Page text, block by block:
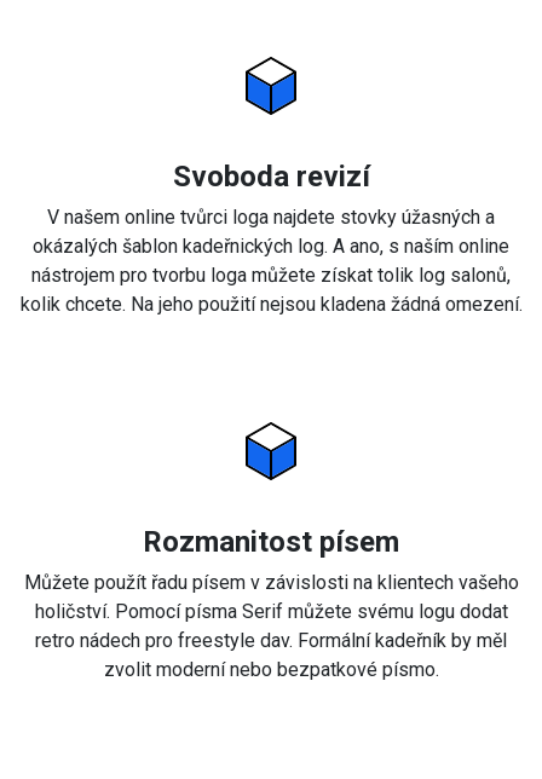
Svoboda revizí
V našem online tvůrci loga najdete stovky úžasných a
okázalých šablon kadeřnických log. A ano, s naším online
nástrojem pro tvorbu loga můžete získat tolik log salonů,
kolik chcete. Na jeho použití nejsou kladena žádná omezení.
Rozmanitost písem
Můžete použít řadu písem v závislosti na klientech vašeho
holičství. Pomocí písma Serif můžete svému logu dodat
retro nádech pro freestyle dav. Formální kadeřník by měl
zvolit moderní nebo bezpatkové písmo.